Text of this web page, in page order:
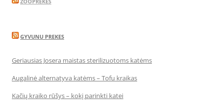
GYVUNU PREKES
Geriausias Josera maistas sterilizuotoms katėms
Augalinė alternatyva katėms – Tofu kraikas
Kačių kraiko rūšys – kokį parinkti katei